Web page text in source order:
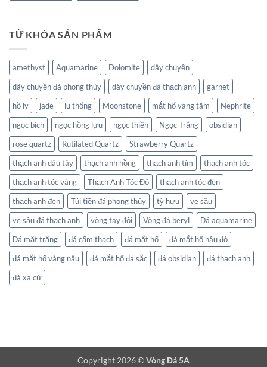
TỪ KHÓA SẢN PHẨM
amethyst Aquamarine Dolomite
dây chuyền
dây chuyền đá phong thủy
dây chuyền đá thạch anh
garnet
hồ ly
jade lu thống Moonstone mắt hổ vàng tâm
Nephrite
ngọc bích
ngọc hồng lựu ngọc thiền Ngọc Trắng
obsidian
rose quartz
Rutilated Quartz
Strawberry Quartz
thạch anh dâu tây
thạch anh hồng thạch anh tím
thạch anh tóc
thạch anh tóc vàng
Thạch Anh Tóc Đỏ
thạch anh tóc đen
thạch anh đen
Túi tiền đá phong thủy tỳ hưu
ve sầu
ve sầu đá thạch anh
vòng tay đôi Vòng đá beryl
Đá aquamarine
Đá mặt trăng
đá cẩm thạch đá mắt hổ
đá mắt hổ nâu đỏ
đá mắt hổ vàng nâu
đá mắt hổ đa sắc đá obsidian
đá thạch anh
đá xà cừ
Copyright 2026 ©Vòng Đá 5A